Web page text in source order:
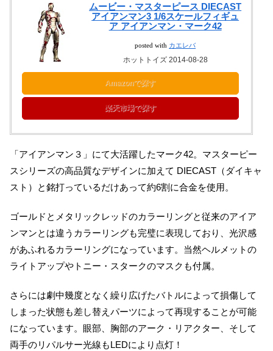
ムービー・マスターピース DIECAST
アイアンマン3 1/6スケールフィギュ
ア アイアンマン・マーク42
posted with カエレバ
ホットトイズ 2014-08-28
Amazonで探す
楽天市場で探す
「アイアンマン３」にて大活躍したマーク42。マスターピー
スシリーズの高品質なデザインに加えて DIECAST（ダイキャ
スト）と銘打っているだけあって約6割に合金を使用。
ゴールドとメタリックレッドのカラーリングと従来のアイア
ンマンとは違うカラーリングも完璧に表現しており、光沢感
があふれるカラーリングになっています。当然ヘルメットの
ライトアップやトニー・スタークのマスクも付属。
さらには劇中幾度となく繰り広げたバトルによって損傷して
しまった状態も差し替えパーツによって再現することが可能
になっています。眼部、胸部のアーク・リアクター、そして
両手のリパルサー光線もLEDにより点灯！